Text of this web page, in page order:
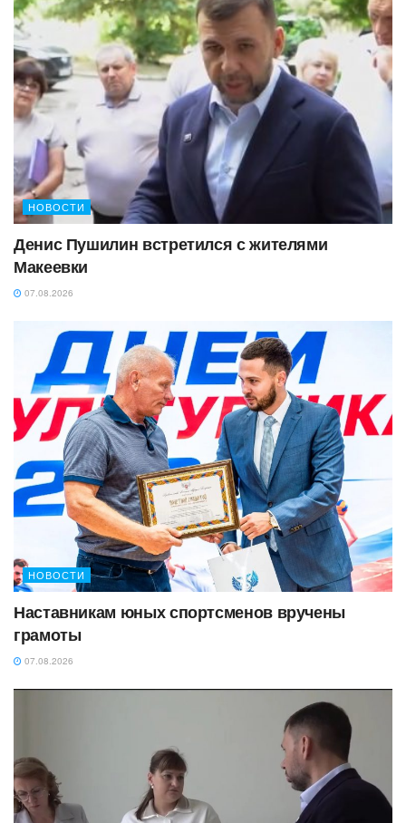
НОВОСТИ
Денис Пушилин встретился с жителями
Макеевки
07.08.2026
НОВОСТИ
Наставникам юных спортсменов вручены
грамоты
07.08.2026